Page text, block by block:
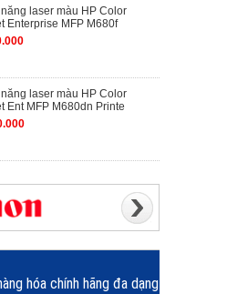
năng laser màu HP Color
Enterprise MFP M680f
năng laser màu HP Color
Ent MFP M680dn Printe
hóa chính hãng đa dạng